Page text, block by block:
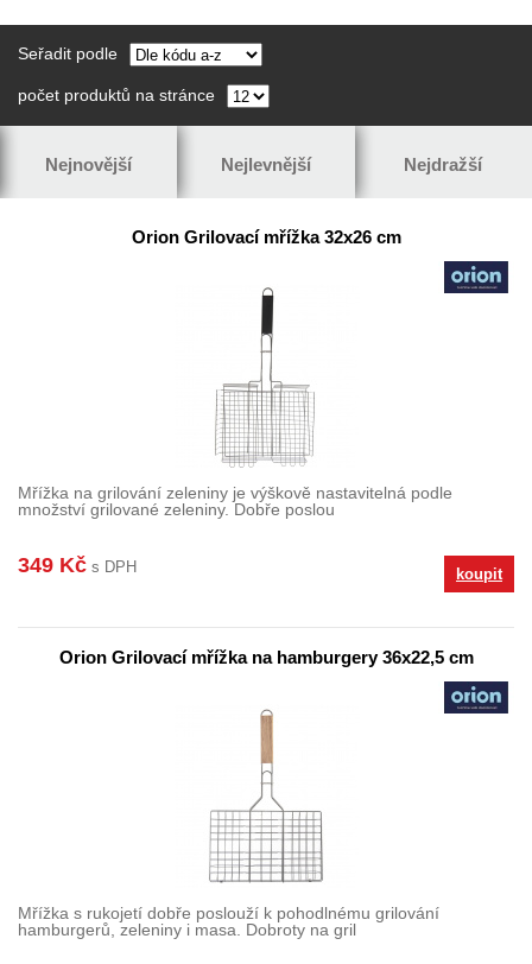
Seřadit podle
počet produktů na stránce
Nejnovější Nejlevnější Nejdražší
Orion Grilovací mřížka 32x26 cm
Mřížka na grilování zeleniny je výškově nastavitelná podle
množství grilované zeleniny. Dobře poslou
349 Kč s DPH koupit
Orion Grilovací mřížka na hamburgery 36x22,5 cm
Mřížka s rukojetí dobře poslouží k pohodlnému grilování
hamburgerů, zeleniny i masa. Dobroty na gril